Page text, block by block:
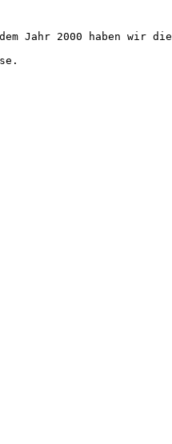
Jahr 2000 haben wir